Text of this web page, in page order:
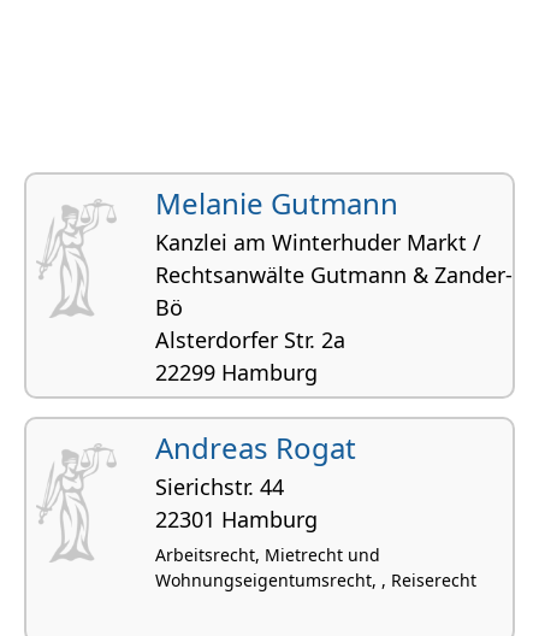
Melanie Gutmann
Kanzlei am Winterhuder Markt /
Rechtsanwälte Gutmann & Zander-
Bö
Alster­dorfer Str. 2a
22299 Hamburg
Wohnungseigentumsrecht, , Allgemeines
Vertragsrecht, Reiserecht
Andreas Rogat
Sierichstr. 44
22301 Hamburg
Arbeitsrecht, Mietrecht und
Wohnungseigentumsrecht, , Reiserecht